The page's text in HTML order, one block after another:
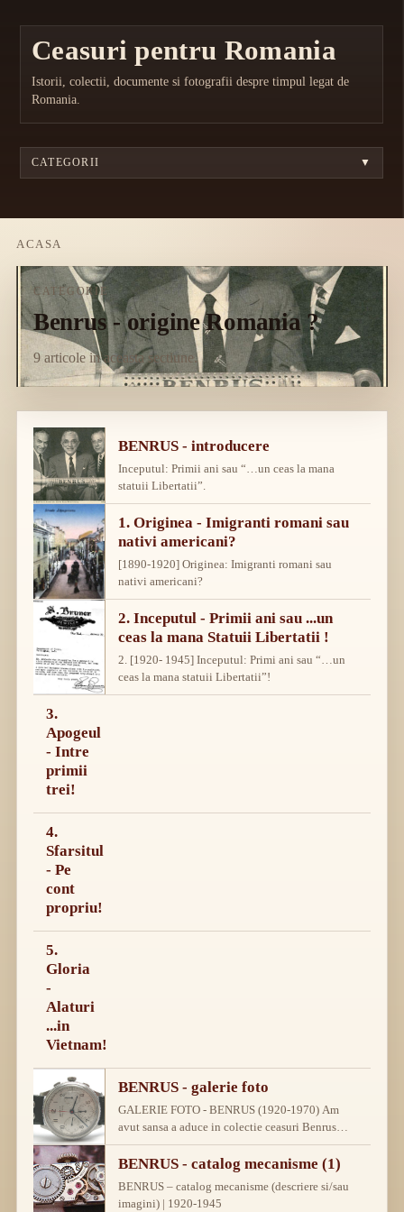
Ceasuri pentru Romania
Istorii, colectii, documente si fotografii despre timpul legat de
Romania.
CATEGORII ▼
ACASA
CATEGORIE
Benrus - origine Romania ?
9 articole in aceasta sectiune.
BENRUS - introducere
Inceputul: Primii ani sau “…un ceas la mana
statuii Libertatii”.
1. Originea - Imigranti romani sau
nativi americani?
[1890-1920] Originea: Imigranti romani sau
nativi americani?
2. Inceputul - Primii ani sau ...un
ceas la mana Statuii Libertatii !
2. [1920- 1945] Inceputul: Primi ani sau “…un
ceas la mana statuii Libertatii”!
3.
Apogeul
- Intre
primii
trei!
4.
Sfarsitul
- Pe
cont
propriu!
5.
Gloria
-
Alaturi
...in
Vietnam!
BENRUS - galerie foto
GALERIE FOTO - BENRUS (1920-1970) Am
avut sansa a aduce in colectie ceasuri Benrus
deosebite sau colectionari din toata lumea sa-mi
ofere, cu infinita amabilitate pentru care le…
BENRUS - catalog mecanisme (1)
BENRUS – catalog mecanisme (descriere si/sau
imagini) | 1920-1945